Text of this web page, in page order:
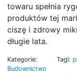
towaru spełnia
produktów tej
ciszę i zdrowy
długie lata.
Kategorie:
Budownictwo
Tagi: